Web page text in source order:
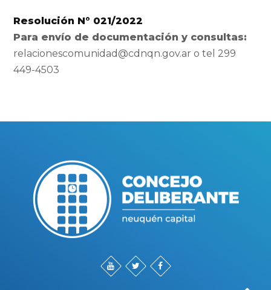
Resolución N° 021/2022
Para envío de documentación y consultas:
relacionescomunidad@cdnqn.gov.ar otel 299
449-4503